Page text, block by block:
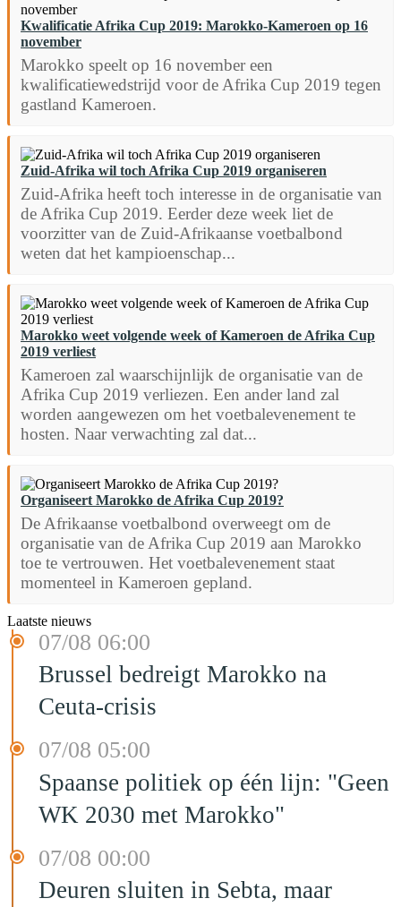
Kwalificatie Afrika Cup 2019: Marokko-Kameroen op 16
november
Marokko speelt op 16 november een
kwalificatiewedstrijd voor de Afrika Cup 2019 tegen
gastland Kameroen.
Zuid-Afrika wil toch Afrika Cup 2019 organiseren
Zuid-Afrika heeft toch interesse in de organisatie van
de Afrika Cup 2019. Eerder deze week liet de
voorzitter van de Zuid-Afrikaanse voetbalbond
weten dat het kampioenschap...
Marokko weet volgende week of Kameroen de Afrika Cup
2019 verliest
Kameroen zal waarschijnlijk de organisatie van de
Afrika Cup 2019 verliezen. Een ander land zal
worden aangewezen om het voetbalevenement te
hosten. Naar verwachting zal dat...
Organiseert Marokko de Afrika Cup 2019?
De Afrikaanse voetbalbond overweegt om de
organisatie van de Afrika Cup 2019 aan Marokko
toe te vertrouwen. Het voetbalevenement staat
momenteel in Kameroen gepland.
Laatste nieuws
07/08 06:00
Brussel bedreigt Marokko na
Ceuta-crisis
07/08 05:00
Spaanse politiek op één lijn: "Geen
WK 2030 met Marokko"
07/08 00:00
Deuren sluiten in Sebta, maar